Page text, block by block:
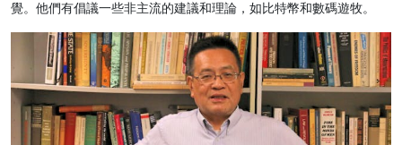
覺。他們有倡議一些非主流的建議和理論，如比特幣和數碼遊牧。